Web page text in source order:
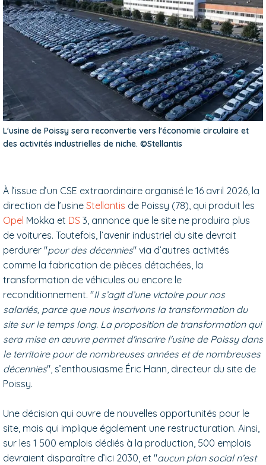
L'usine de Poissy sera reconvertie vers l'économie circulaire et
des activités industrielles de niche. ©Stellantis
À l’issue d’un CSE extraordinaire organisé le 16 avril 2026, la
direction de l’usine Stellantis de Poissy (78), qui produit les
Opel Mokka et DS 3, annonce que le site ne produira plus
de voitures. Toutefois, l’avenir industriel du site devrait
perdurer "pour des décennies" via d’autres activités
comme la fabrication de pièces détachées, la
transformation de véhicules ou encore le
reconditionnement. "Il s’agit d’une victoire pour nos
salariés, parce que nous inscrivons la transformation du
site sur le temps long. La proposition de transformation qui
sera mise en œuvre permet d'inscrire l'usine de Poissy dans
le territoire pour de nombreuses années et de nombreuses
décennies", s’enthousiasme Éric Hann, directeur du site de
Poissy.
Une décision qui ouvre de nouvelles opportunités pour le
site, mais qui implique également une restructuration. Ainsi,
sur les 1 500 emplois dédiés à la production, 500 emplois
devraient disparaître d’ici 2030, et "aucun plan social n’est